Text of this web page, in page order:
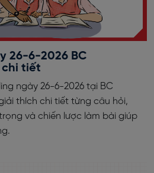
26-6-2026 BC
chi tiết
ngày 26-6-2026 tại BC
thích chi tiết từng câu hỏi,
và chiến lược làm bài giúp